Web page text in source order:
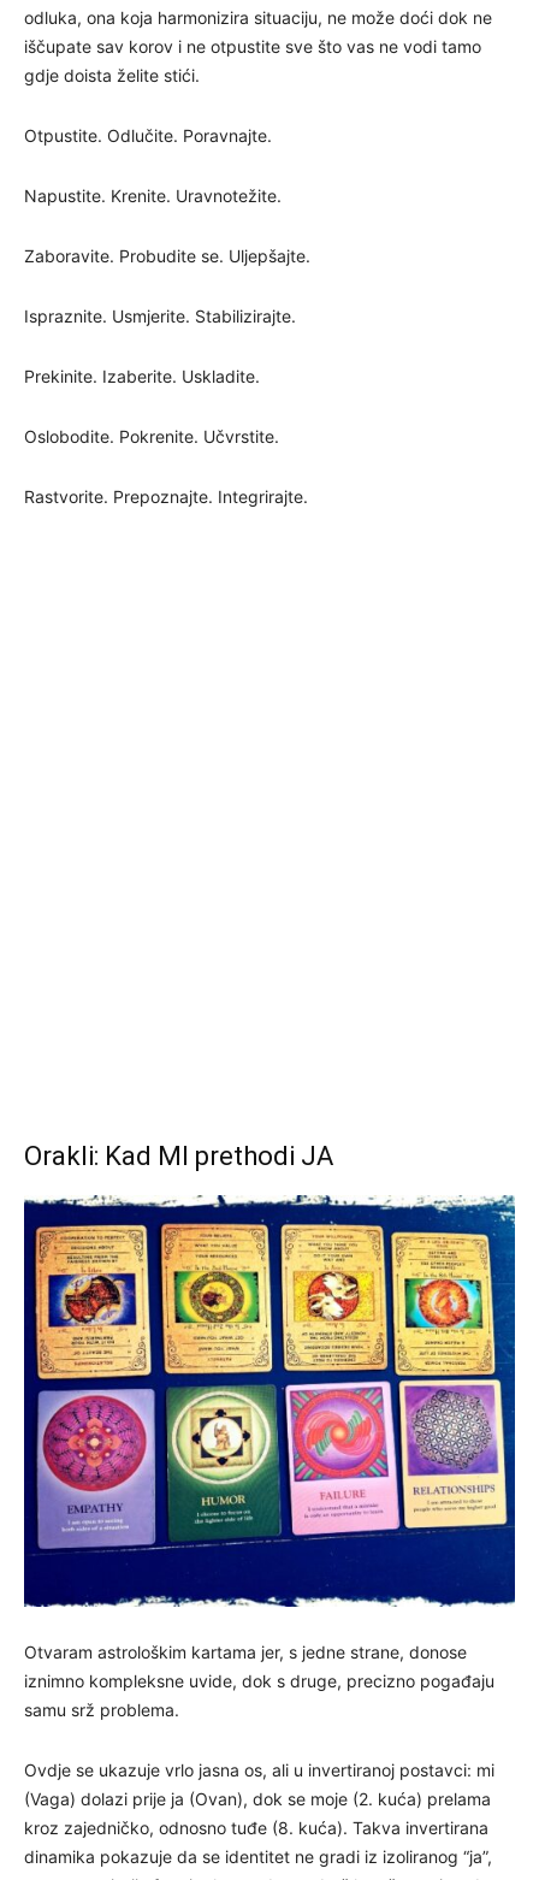
odluka, ona koja harmonizira situaciju, ne može doći dok ne
iščupate sav korov i ne otpustite sve što vas ne vodi tamo
gdje doista želite stići.
Otpustite. Odlučite. Poravnajte.
Napustite. Krenite. Uravnotežite.
Zaboravite. Probudite se. Uljepšajte.
Ispraznite. Usmjerite. Stabilizirajte.
Prekinite. Izaberite. Uskladite.
Oslobodite. Pokrenite. Učvrstite.
Rastvorite. Prepoznajte. Integrirajte.
Orakli: Kad MI prethodi JA
Otvaram astrološkim kartama jer, s jedne strane, donose
iznimno kompleksne uvide, dok s druge, precizno pogađaju
samu srž problema.
Ovdje se ukazuje vrlo jasna os, ali u invertiranoj postavci: mi
(Vaga) dolazi prije ja (Ovan), dok se moje (2. kuća) prelama
kroz zajedničko, odnosno tuđe (8. kuća). Takva invertirana
dinamika pokazuje da se identitet ne gradi iz izoliranog “ja”,